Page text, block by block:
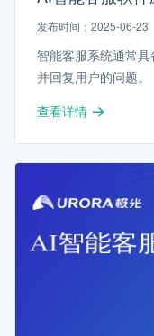
发布时间：2025-06-23
智能客服系统通常
并回复用户的问题。
查看详情